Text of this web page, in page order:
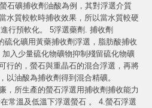
石礦捕收劑油酸為例，其對浮選介質
水質較軟時捕收效果，所以當水質較硬
行預軟化。 5浮選藥劑. 捕收劑
硫化礦用黃藥捕收劑浮選，脂肪酸捕收
入少量硫化物礦物抑制殘留硫化物礦
行的，螢石與重晶石的混合浮選，再將
以油酸為捕收劑得到混合精礦。
，所生產的螢石浮選用捕收劑捕收能力
常溫及低溫下浮選螢石 。 4.螢石浮選